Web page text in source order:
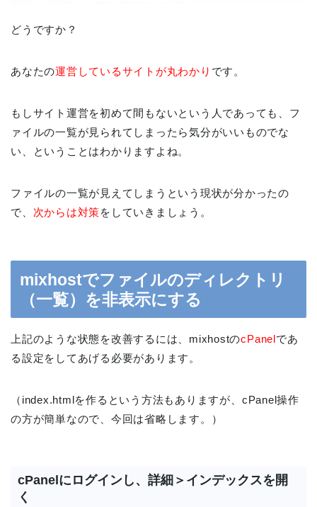
どうですか？
あなたの運営しているサイトが丸わかり です。
もしサイト運営を初めて間もないという人であっても、フ
ァイルの一覧が見られてしまったら気分がいいものでな
い、ということはわかりますよね。
ファイルの一覧が見えてしまうという現状が分かったの
で、 次からは対策をしていきましょう。
mixhostでファイルのディレクトリ
（一覧）を非表示にする
上記のような状態を改善するには、mixhostのcPanelであ
る設定をしてあげる必要があります。
（index.htmlを作るという方法もありますが、cPanel操作
の方が簡単なので、今回は省略します。）
cPanelにログインし、詳細＞インデックスを開
く